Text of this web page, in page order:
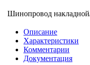
Шинопровод
Описание
Характеристики
Комментарии
Документация